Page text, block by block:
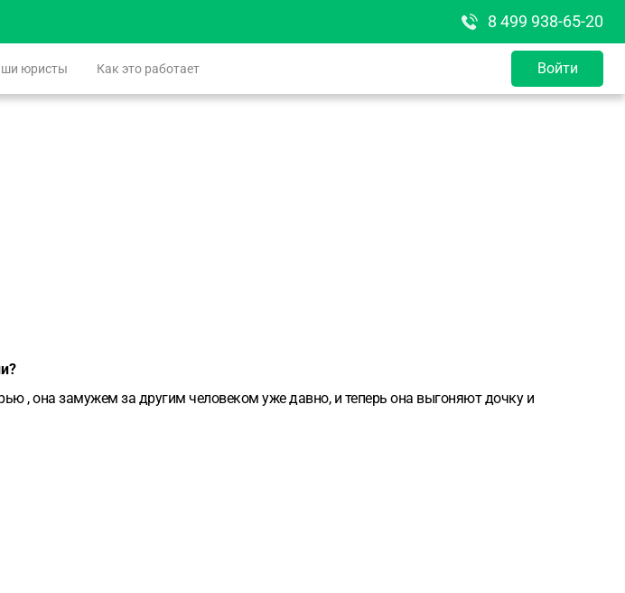
8 499 938-65-20
юристы Как это работает Войти
, она замужем за другим человеком уже давно, и теперь она выгоняют дочку и